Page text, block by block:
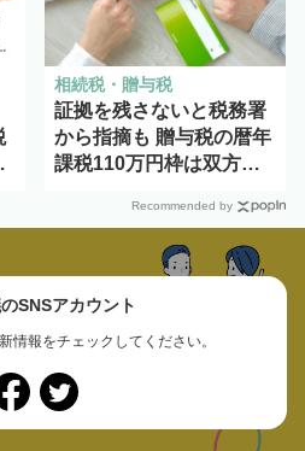
相続税・贈与税
証拠を残さないと税務署
から指摘も 贈与税の暦年
課税110万円枠は双方合
Recommended by
SNSアカウント
情報をチェックしてください。